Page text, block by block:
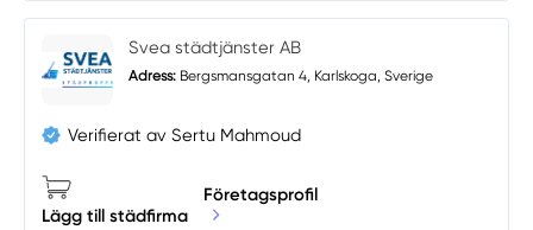
Svea städtjänster AB
Adress: Bergsmansgatan 4, Karlskoga, Sverige
Verifierat av Sertu Mahmoud
Lägg till städfirma
Företagsprofil